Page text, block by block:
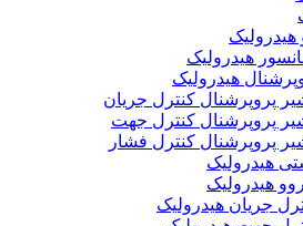
هیدرولیک
هیدرولیک
پروپرشنال کنترل جریان
پروپرشنال کنترل جهت
پروپرشنال کنترل فشار
هیدرولیک
هیدرولیک
جریان هیدرولیک